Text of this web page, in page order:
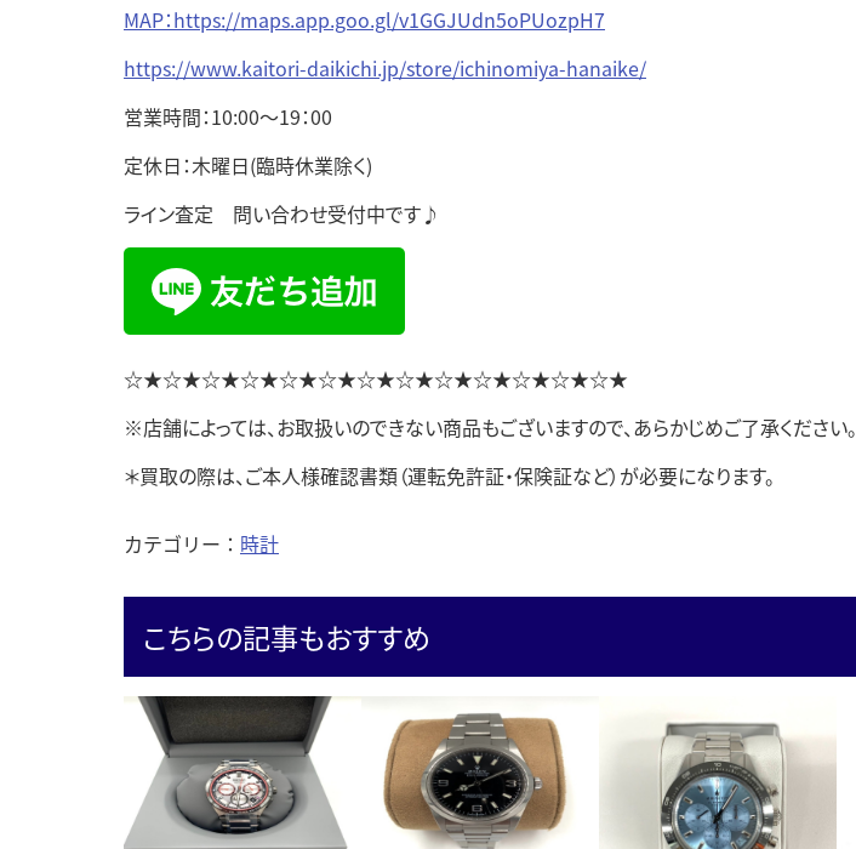
MAP：https://maps.app.goo.gl/v1GGJUdn5oPUozpH7
https://www.kaitori-daikichi.jp/store/ichinomiya-hanaike/
営業時間：10:00～19：00
定休日：木曜日(臨時休業除く)
ライン査定 問い合わせ受付中です♪
☆★☆★☆★☆★☆★☆★☆★☆★☆★☆★☆★☆★☆★
※店舗によっては、お取扱いのできない商品もございますので、あらかじめご了承ください。
＊買取の際は、ご本人様確認書類（運転免許証・保険証など）が必要になります。
カテゴリー： 時計
こちらの記事もおすすめ